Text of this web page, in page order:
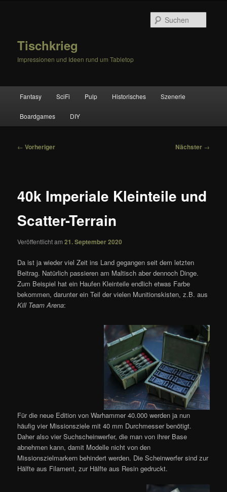
Tischkrieg
Impressionen und Ideen rund um Tabletop
Fantasy SciFi Pulp Historisches Szenerie
Boardgames DIY
Beitragsnavigation
← Vorheriger Nächster →
40k Imperiale Kleinteile und
Scatter-Terrain
Veröffentlicht am21. September 2020
Da ist ja wieder viel Zeit ins Land gegangen seit dem letzten
Beitrag. Natürlich passieren am Maltisch aber dennoch Dinge.
Zum Beispiel hat ein Haufen Kleinteile endlich etwas Farbe
bekommen, darunter ein Teil der vielen Munitionskisten, z.B. aus
Kill Team Arena:
Für die neue Edition von Warhammer 40.000 werden ja nun
häufig vier Missionsziele mit 40 mm Durchmesser benötigt.
Daher also vier Suchscheinwerfer, die man von ihrer Base
abnehmen kann, damit Modelle nicht von den
Missionszielmarkern behindert werden. Die Scheinwerfer sind zur
Hälfte aus Filament, zur Hälfte aus Resin gedruckt.